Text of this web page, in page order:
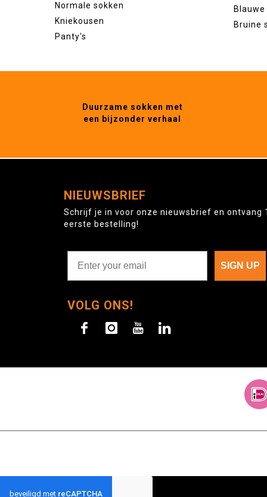
Normale sokken
Kniekousen
Panty's
Bruine
Duurzame sokken met
een bijzonder verhaal
NIEUWSBRIEF
Schrijf je in voor onze nieuwsbrief en ontvang
eerste bestelling!
SIGN UP
VOLG ONS!